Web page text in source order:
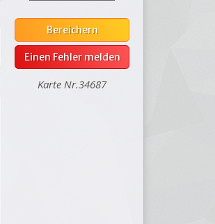
Bereichern
Einen Fehler melden
Karte Nr.34687